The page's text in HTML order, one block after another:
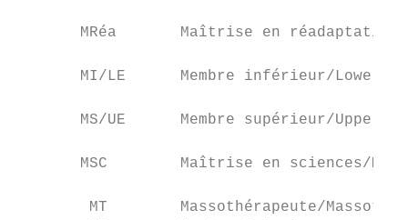
MRéa       Maîtrise en
MI/LE      Membre inférieur/Lower
MS/UE      Membre supérieur/Upper
MSC        Maîtrise en sciences/
MT        Massothérapeute/